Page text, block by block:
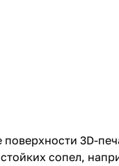
3D-
сопел,